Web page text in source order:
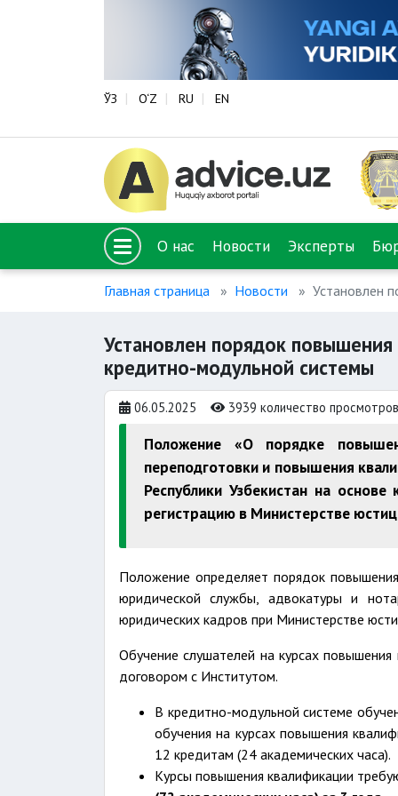
ЎЗ O‘Z RU EN
О нас Новости Эксперты
Главная страница Новости Установлен
Установлен порядок
кредитно-модульной системы
06.05.2025 3939 количество просмотров
Положение «О порядке
переподготовки и повышения
Республики Узбекистан на
регистрацию в Министерстве
Положение определяет порядок
юридической службы, адвокатуры и
юридических кадров при Министерстве
Обучение слушателей на курсах
договором с Институтом.
В кредитно-модульной системе
обучения на курсах повышения
12 кредитам (24 академических часа).
Курсы повышения квалификации